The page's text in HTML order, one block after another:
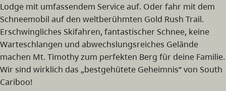
Lodge mit umfassendem Service auf. Oder fahr mit dem
Schneemobil auf den weltberühmten Gold Rush Trail.
Erschwingliches Skifahren, fantastischer Schnee, keine
Warteschlangen und abwechslungsreiches Gelände
machen Mt. Timothy zum perfekten Berg für deine Familie.
Wir sind wirklich das „bestgehütete Geheimnis“ von South
Cariboo!